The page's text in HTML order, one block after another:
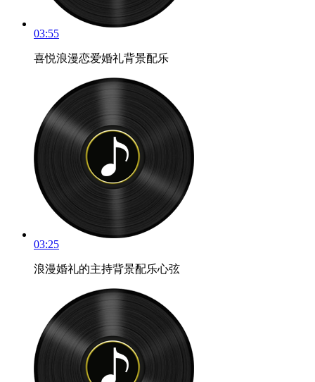
03:55
喜悦浪漫恋爱婚礼背景配乐
03:25
浪漫婚礼的主持背景配乐心弦